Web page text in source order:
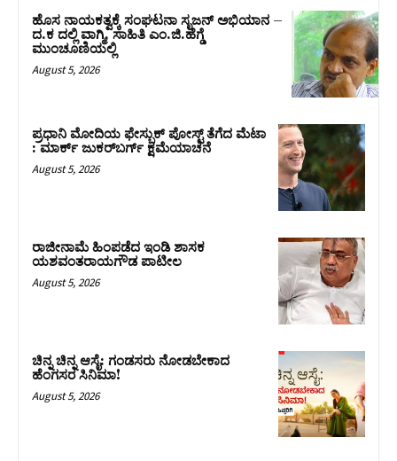
ಹೊಸ ನಾಯಕತ್ವಕ್ಕೆ ಸಂಘಟನಾ ಸೃಜನ್ ಅಭಿಯಾನ –
ದ.ಕ ದಲ್ಲಿ ವಾಗ್ಮಿ, ಸಾಹಿತಿ ಎಂ.ಜಿ.ಹೆಗ್ಡೆ
ಮುಂಚೂಣಿಯಲ್ಲಿ
August 5, 2026
ಪ್ರಧಾನಿ ಮೋದಿಯ ಫೇಸ್ಬುಕ್‌ ಪೋಸ್ಟ್‌ ತೆಗೆದ ಮೆಟಾ
: ಮಾರ್ಕ್ ಜುಕರ್‌ಬರ್ಗ್ ಕ್ಷಮೆಯಾಚನೆ
August 5, 2026
ರಾಜೀನಾಮೆ ಹಿಂಪಡೆದ ಇಂಡಿ ಶಾಸಕ
ಯಶವಂತರಾಯಗೌಡ ಪಾಟೀಲ
August 5, 2026
ಚಿನ್ನ ಚಿನ್ನ ಆಸೈ: ಗಂಡಸರು ನೋಡಬೇಕಾದ
ಹೆಂಗಸರ ಸಿನಿಮಾ!
August 5, 2026